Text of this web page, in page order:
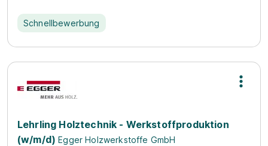
Schnellbewerbung
Lehrling Holztechnik - Werkstoffproduktion
(w/m/d) Egger Holzwerkstoffe GmbH